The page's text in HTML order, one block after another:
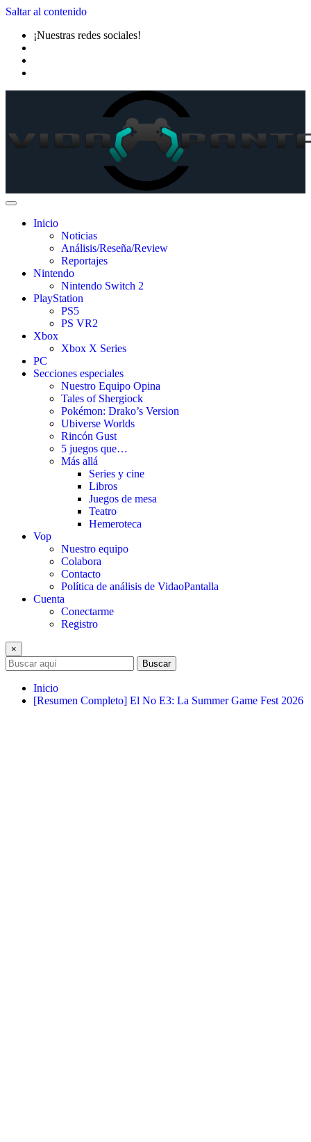
Saltar al contenido
¡Nuestras redes sociales!
Inicio
Noticias
Análisis/Reseña/Review
Reportajes
Nintendo
Nintendo Switch 2
PlayStation
PS5
PS VR2
Xbox
Xbox X Series
PC
Secciones especiales
Nuestro Equipo Opina
Tales of Shergiock
Pokémon: Drako’s Version
Ubiverse Worlds
Rincón Gust
5 juegos que…
Más allá
Series y cine
Libros
Juegos de mesa
Teatro
Hemeroteca
Vop
Nuestro equipo
Colabora
Contacto
Política de análisis de VidaoPantalla
Cuenta
Conectarme
Registro
×
Buscar
Inicio
[Resumen Completo] El No E3: La Summer Game Fest 2026